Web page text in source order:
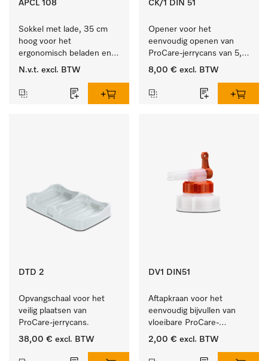
APCL 108
Sokkel met lade, 35 cm
hoog voor het
ergonomisch beladen en
legen van de wasmachine
N.v.t. excl. BTW
CK/1 DIN 51
Opener voor het
eenvoudig openen van
ProCare-jerrycans van 5,
10 en 20 l.
8,00 € excl. BTW
DTD 2
Opvangschaal voor het
veilig plaatsen van
ProCare-jerrycans.
38,00 € excl. BTW
DV1 DIN51
Aftapkraan voor het
eenvoudig bijvullen van
vloeibare ProCare-
producten.
2,00 € excl. BTW